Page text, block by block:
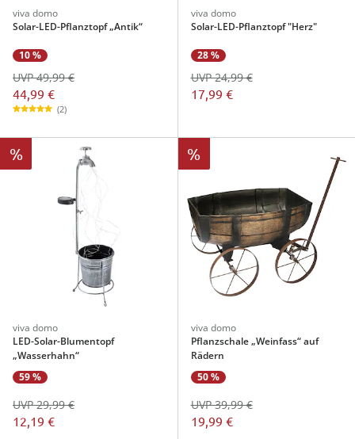
viva domo
Solar-LED-Pflanztopf „Antik“
10 %
44,99 €
UVP 49,99 €
(2)
viva domo
Solar-LED-Pflanztopf "Herz"
28 %
17,99 €
UVP 24,99 €
%
viva domo
LED-Solar-Blumentopf
„Wasserhahn“
59 %
12,19 €
UVP 29,99 €
%
viva domo
Pflanzschale „Weinfass“ auf
Rädern
50 %
19,99 €
UVP 39,99 €